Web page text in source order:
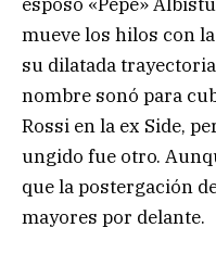
mueve los hilos con
su dilatada
nombre sonó para
Rossi en la ex Side,
ungido fue otro.
que la postergación
mayores por delante.